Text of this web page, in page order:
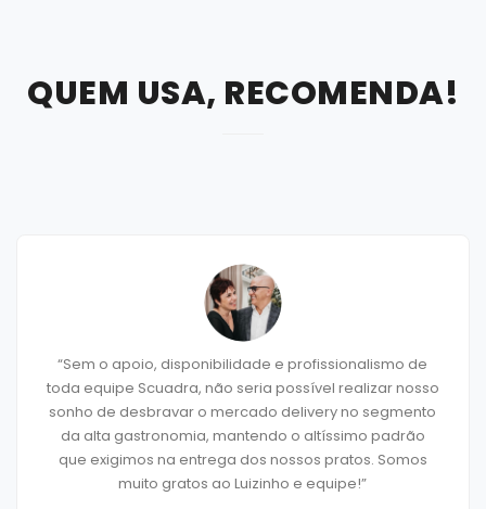
QUEM USA, RECOMENDA!
"O que encontramos em nossa relação
vai muito além de suas embalagens
altíssima qualidade… Encontramos
humana, não apenas interessada em nos
produtos, mas disposta a ouvir nossas
e desafios, oferecer soluções e a nos
de
nosso
segmento
padrão
Somos